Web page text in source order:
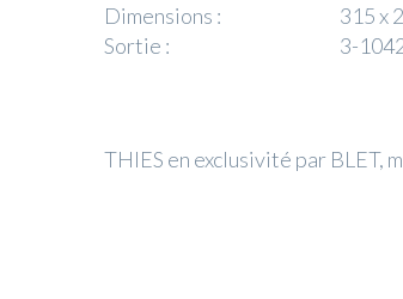
Dimensions :
315 x
Sortie :
3-
THIES en exclusivité par BLET,